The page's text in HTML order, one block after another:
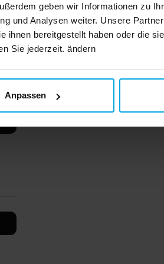
geben wir Informationen zu
und Analysen weiter. Unsere
ihnen bereitgestellt haben oder die
Sie jederzeit. ändern
Anpassen